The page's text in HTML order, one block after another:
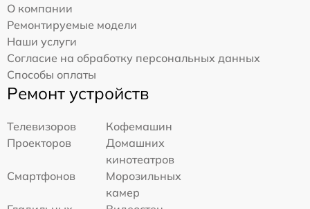
О компании
Ремонтируемые модели
Наши услуги
Согласие на обработку персональных данных
Способы оплаты
Ремонт устройств
Телевизоров
Кофемашин
Проекторов
Домашних
кинотеатров
Смартфонов
Морозильных
камер